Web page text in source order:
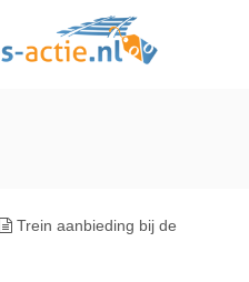
Trein aanbieding bij de